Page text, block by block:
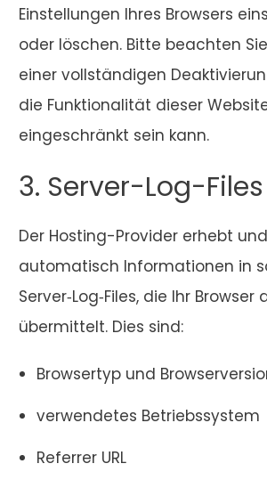
Einstellungen Ihres Browsers
oder löschen. Bitte beachten
einer vollständigen
die Funktionalität dieser
eingeschränkt sein kann.
3. Server-Log-Files
Der Hosting-Provider erhebt
automatisch Informationen in
Server‑Log‑Files, die Ihr
übermittelt. Dies sind:
Browsertyp und
verwendetes Betriebssystem
Referrer URL